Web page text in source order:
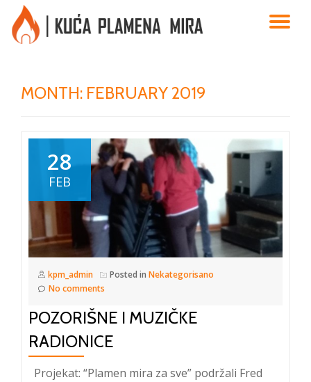
Skip
MONTH: FEBRUARY 2019
28
FEB
kpm_admin Posted in Nekategorisano
No comments
POZORIŠNE I MUZIČKE
RADIONICE
Projekat: “Plamen mira za sve” podržali Fred